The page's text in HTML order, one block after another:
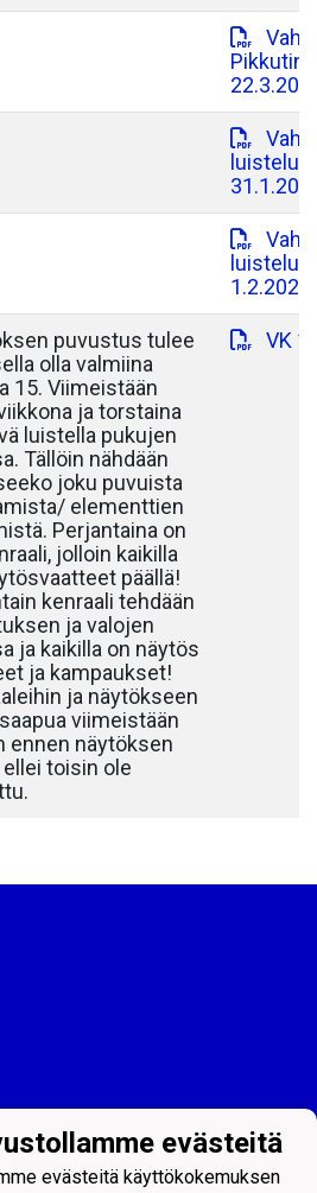
puvustus tulee
olla valmiina
15. Viimeistään
ja torstaina
luistella pukujen
Tällöin nähdään
joku puvuista
elementtien
Perjantaina on
jolloin kaikilla
päällä!
kenraali tehdään
ja valojen
ja kaikilla on näytös
ja kampaukset!
ja näytökseen
viimeistään
ennen näytöksen
ellei toisin ole
VK
evästeitä
evästeitä käyttökokemuksen